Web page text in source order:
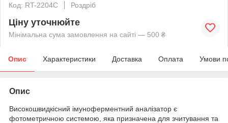
Код: RT-2204C
Роздріб
Ціну уточнюйте
Мінімальна сума замовлення на сайті — 500 ₴
Опис Характеристики Доставка Оплата Умови
Опис
Високошвидкісний імуноферментний аналізатор є
фотометричною системою, яка призначена для зчитування та